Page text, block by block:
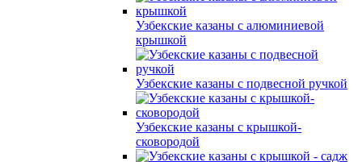
Узбекские казаны с алюминиевой
крышкой
Узбекские казаны с подвесной ручкой
Узбекские казаны с крышкой-
сковородой